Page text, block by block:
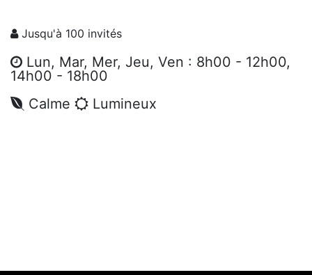
Jusqu'à 100 invités
Lun, Mar, Mer, Jeu, Ven : 8h00 - 12h00,
14h00 - 18h00
Calme
Lumineux